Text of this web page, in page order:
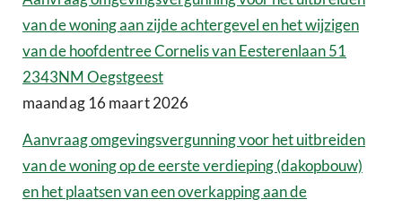
van de woning aan zijde achtergevel en het wijzigen
van de hoofdentree Cornelis van Eesterenlaan 51
2343NM Oegstgeest
maandag 16 maart 2026
Aanvraag omgevingsvergunning voor het uitbreiden
van de woning op de eerste verdieping (dakopbouw)
en het plaatsen van een overkapping aan de